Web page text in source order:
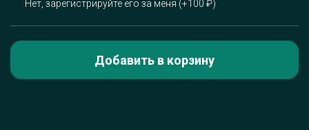
Нет, зарегистрируйте его за меня (+100 ₽)
Добавить в корзину